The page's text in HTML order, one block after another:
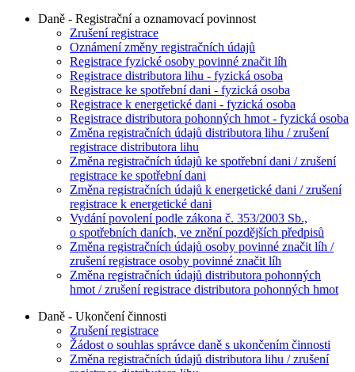
Daně - Registrační a oznamovací povinnost
Zrušení registrace
Oznámení změny registračních údajů
Registrace fyzické osoby povinné značit líh
Registrace distributora lihu - fyzická osoba
Registrace ke spotřební dani - fyzická osoba
Registrace k energetické dani - fyzická osoba
Registrace distributora pohonných hmot - fyzická osoba
Změna registračních údajů distributora lihu / zrušení
registrace distributora lihu
Změna registračních údajů ke spotřební dani / zrušení
registrace ke spotřební dani
Změna registračních údajů k energetické dani / zrušení
registrace k energetické dani
Vydání povolení podle zákona č. 353/2003 Sb.,
o spotřebních daních, ve znění pozdějších předpisů
Změna registračních údajů osoby povinné značit líh /
zrušení registrace osoby povinné značit líh
Změna registračních údajů distributora pohonných
hmot / zrušení registrace distributora pohonných hmot
Daně - Ukončení činnosti
Zrušení registrace
Žádost o souhlas správce daně s ukončením činnosti
Změna registračních údajů distributora lihu / zrušení